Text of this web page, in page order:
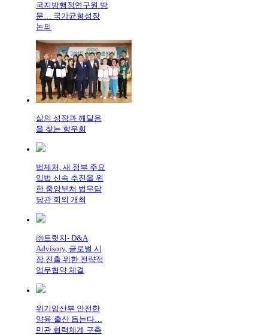
국지방행정연구원 방
문… 국가균형성장
논의
삶의 성장과 깨달음
을 찾는 향우회
법제처, 새 정부 주요
입법 신속 추진을 위
한 중앙부처 법무담
당관 회의 개최
㈜트릿지- D&A
Advisory, 글로벌 시
장 진출 위한 전략적
업무협약 체결
위기임산부 안전한
양육·출산 돕는다…
민관 협력체계 구축